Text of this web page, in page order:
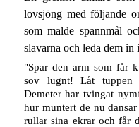
lovsjöng med följande
som malde spannmål
slavarna och leda dem in
"Spar den arm som får
sov lugnt! Låt tuppen
Demeter har tvingat
hur muntert de nu
rullar sina ekrar och får